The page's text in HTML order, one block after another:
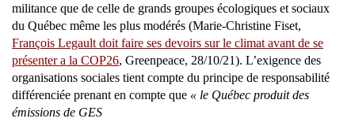
militance que de celle de grands groupes écologiques et sociaux
du Québec même les plus modérés (Marie-Christine Fiset,
François Legault doit faire ses devoirs sur le climat avant de se
présenter a la COP26, Greenpeace, 28/10/21). L’exigence des
organisations sociales tient compte du principe de responsabilité
différenciée prenant en compte que « le Québec produit des
émissions de GES